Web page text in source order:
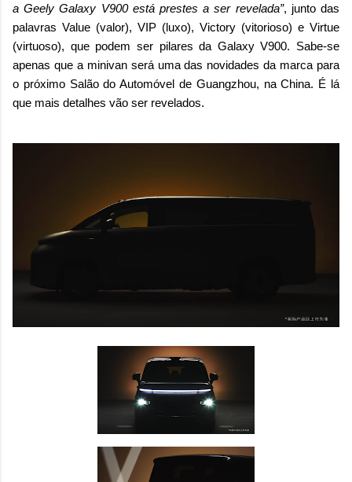
a Geely Galaxy V900 está prestes a ser revelada”, junto das
palavras Value (valor), VIP (luxo), Victory (vitorioso) e Virtue
(virtuoso), que podem ser pilares da Galaxy V900. Sabe-se
apenas que a minivan será uma das novidades da marca para
o próximo Salão do Automóvel de Guangzhou, na China. É lá
que mais detalhes vão ser revelados.